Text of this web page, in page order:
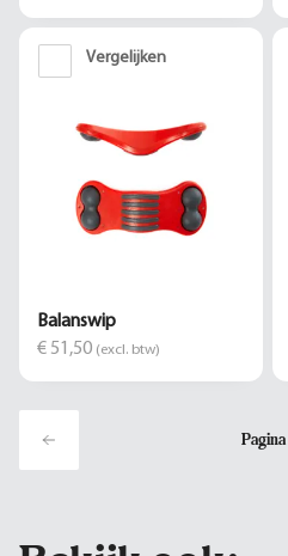
Vergelijken
Balanswip
€ 51,50 (excl. btw)
Pagina